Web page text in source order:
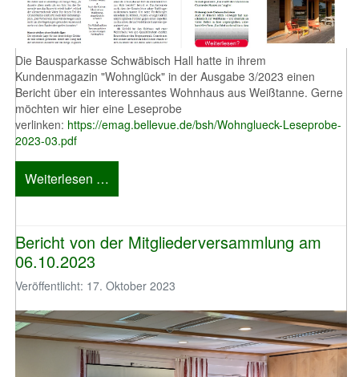
Die Bausparkasse Schwäbisch Hall hatte in ihrem
Kundenmagazin "Wohnglück" in der Ausgabe 3/2023 einen
Bericht über ein interessantes Wohnhaus aus Weißtanne. Gerne
möchten wir hier eine Leseprobe
verlinken: https://emag.bellevue.de/bsh/Wohnglueck-Leseprobe-
2023-03.pdf
Weiterlesen …
Bericht von der Mitgliederversammlung am
06.10.2023
Veröffentlicht: 17. Oktober 2023